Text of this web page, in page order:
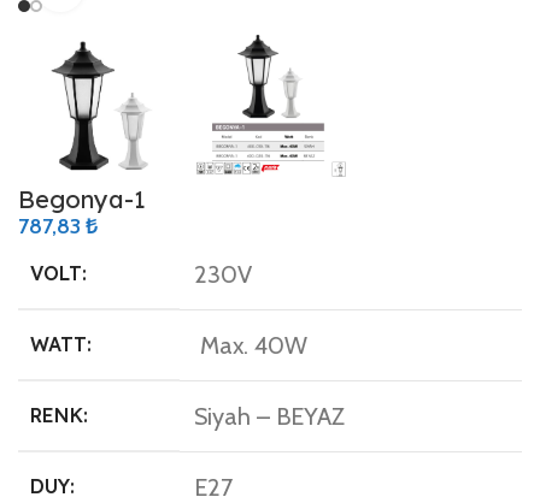
Begonya-1
787,83 ₺
VOLT: 230V
WATT: Max. 40W
RENK: Siyah – BEYAZ
DUY: E27